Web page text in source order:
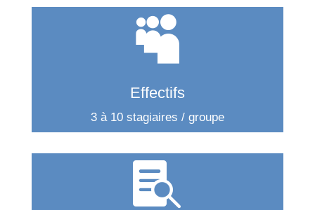

Effectifs
3 à 10 stagiaires / groupe
